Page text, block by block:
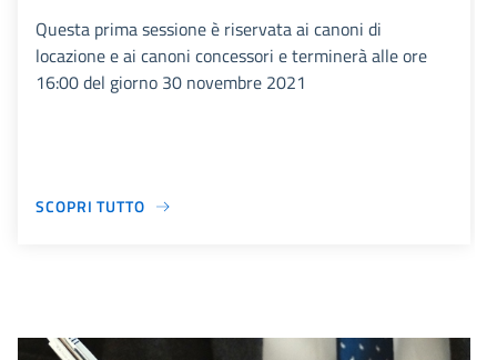
Questa prima sessione è riservata ai canoni di
locazione e ai canoni concessori e terminerà alle ore
16:00 del giorno 30 novembre 2021
SCOPRI TUTTO